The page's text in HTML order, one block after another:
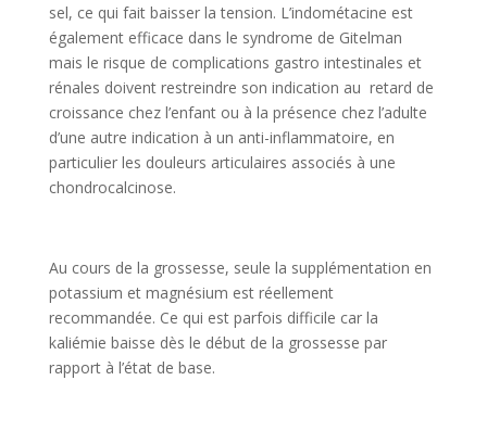
sel, ce qui fait baisser la tension. L’indométacine est
également efficace dans le syndrome de Gitelman
mais le risque de complications gastro intestinales et
rénales doivent restreindre son indication au retard de
croissance chez l’enfant ou à la présence chez l’adulte
d’une autre indication à un anti-inflammatoire, en
particulier les douleurs articulaires associés à une
chondrocalcinose.
Au cours de la grossesse, seule la supplémentation en
potassium et magnésium est réellement
recommandée. Ce qui est parfois difficile car la
kaliémie baisse dès le début de la grossesse par
rapport à l’état de base.